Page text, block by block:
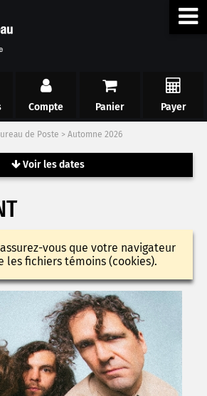
Compte Panier Payer
de Poste > Automne 2026
Voir les dates
vous que votre navigateur
les fichiers témoins (cookies).